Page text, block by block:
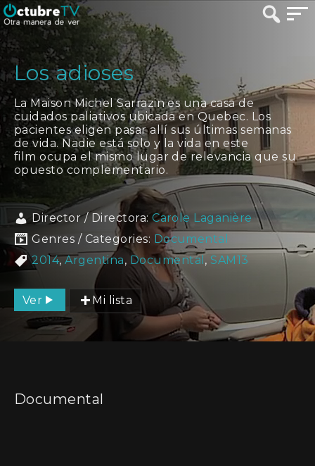
Los adioses
La Maison Michel Sarrazin es una casa de
cuidados paliativos ubicada en Quebec. Los
pacientes eligen pasar allí sus últimas semanas
de vida. Nadie está solo y la vida en este
film ocupa el mismo lugar de relevancia que su
opuesto complementario.
Director / Directora:Carole Laganière
Genres / Categories: Documental
2014,Argentina, Documental ,SAM13
Ver Mi lista
Documental